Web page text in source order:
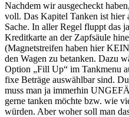
Nachdem wir ausgecheckt
voll. Das Kapitel Tanken ist hier
Sache. In aller Regel fluppt das
Kreditkarte an der Zapfsäule
(Magnetstreifen haben hier
den Wagen zu betanken. Dazu
Option „Fill Up“ im Tankmenu
fixe Beträge auswählbar sind.
muss man ja immerhin
gerne tanken möchte bzw. wie
würden. Aber woher soll man